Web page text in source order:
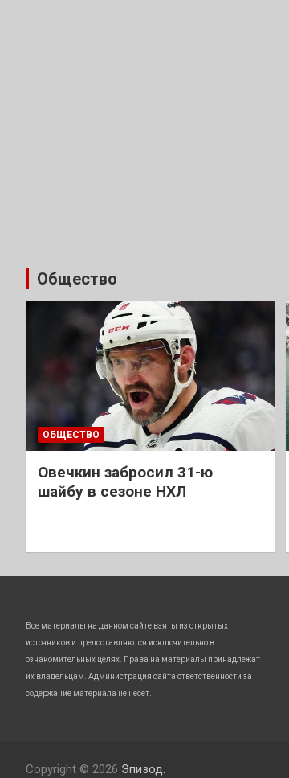
Общество
ОБЩЕСТВО
Овечкин забросил 31-ю
шайбу в сезоне НХЛ
Все материалы на данном сайте взяты из открытых
источников и предоставляются исключительно в
ознакомительных целях. Права на материалы принадлежат
их владельцам. Администрация сайта ответственности за
содержание материала не несет.
Copyright © 2026 Эпизод.